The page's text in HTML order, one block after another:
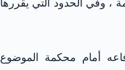
، وفي الحدود التي يقررها
أمام محكمة الموضوع